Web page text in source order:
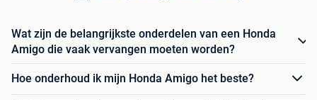
Wat zijn de belangrijkste onderdelen van een Honda
Amigo die vaak vervangen moeten worden?
Hoe onderhoud ik mijn Honda Amigo het beste?